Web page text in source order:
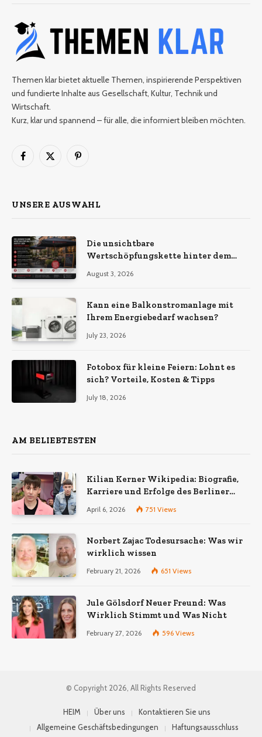
Themen klar bietet aktuelle Themen, inspirierende Perspektiven
und fundierte Inhalte aus Gesellschaft, Kultur, Technik und
Wirtschaft.
Kurz, klar und spannend – für alle, die informiert bleiben möchten.
Facebook
X
Pinterest
UNSERE AUSWAHL
Die unsichtbare
Wertschöpfungskette hinter dem
Ökonomie, EU-Fertigung und
wirklich bedeuten
August 3, 2026
Kann eine Balkonstromanlage mit
Ihrem Energiebedarf wachsen?
July 23, 2026
Fotobox für kleine Feiern: Lohnt es
sich? Vorteile, Kosten & Tipps
July 18, 2026
AM BELIEBTESTEN
Kilian Kerner Wikipedia: Biografie,
Karriere und Erfolge des Berliner
Modedesigners
April 6, 2026 751 Views
Norbert Zajac Todesursache: Was wir
wirklich wissen
February 21, 2026 651 Views
Jule Gölsdorf Neuer Freund: Was
Wirklich Stimmt und Was Nicht
February 27, 2026 596 Views
© Copyright 2026, All Rights Reserved
HEIM Über uns
Kontaktieren Sie uns
Allgemeine Geschäftsbedingungen
Haftungsausschluss